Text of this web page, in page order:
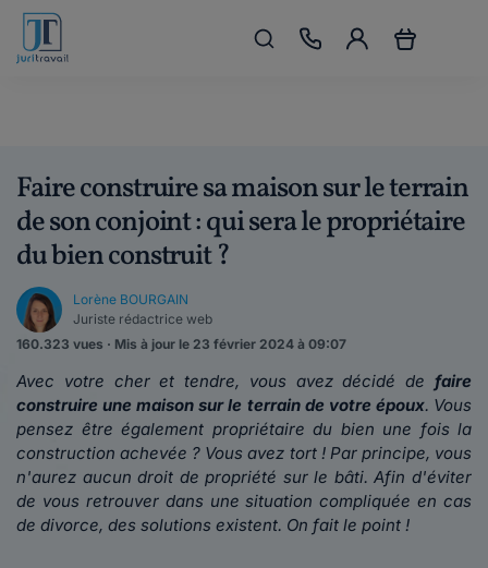
Faire construire sa maison sur le terrain
de son conjoint : qui sera le propriétaire
du bien construit ?
Lorène BOURGAIN
Juriste rédactrice web
160.323 vues · Mis à jour le 23 février 2024 à 09:07
Avec votre cher et tendre, vous avez décidé de faire
construire une maison sur le terrain de votre époux. Vous
pensez être également propriétaire du bien une fois la
construction achevée ? Vous avez tort ! Par principe, vous
n'aurez aucun droit de propriété sur le bâti. Afin d'éviter
de vous retrouver dans une situation compliquée en cas
de divorce, des solutions existent. On fait le point !